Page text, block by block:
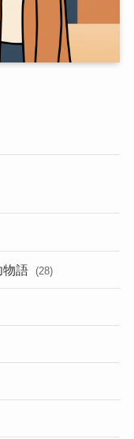
物語 (28)